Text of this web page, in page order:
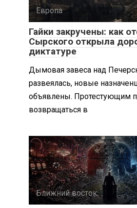
Европа
Гайки закручены: как
Сырского открыла
диктатуре
Дымовая завеса над
развеялась, новые
объявлены. Протестующим
возвращаться в
Ближний восток